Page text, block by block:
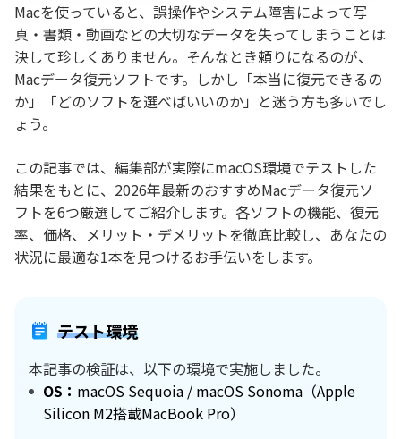
Macを使っていると、誤操作やシステム障害によって写
真・書類・動画などの大切なデータを失ってしまうことは
決して珍しくありません。そんなとき頼りになるのが、
Macデータ復元ソフトです。しかし「本当に復元できるの
か」「どのソフトを選べばいいのか」と迷う方も多いでし
ょう。
この記事では、編集部が実際にmacOS環境でテストした
結果をもとに、2026年最新のおすすめMacデータ復元ソ
フトを6つ厳選してご紹介します。各ソフトの機能、復元
率、価格、メリット・デメリットを徹底比較し、あなたの
状況に最適な1本を見つけるお手伝いをします。
テスト環境
本記事の検証は、以下の環境で実施しました。
OS： macOS Sequoia / macOS Sonoma（Apple
Silicon M2搭載MacBook Pro）